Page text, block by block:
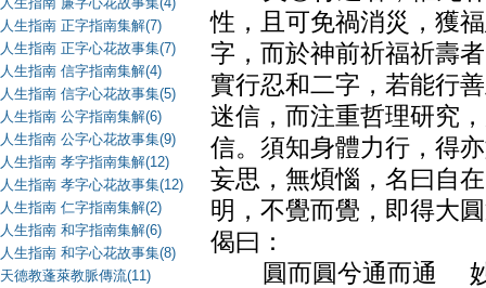
人生指南 正字指南集解(7)
人生指南 正字心花故事集(7)
人生指南 信字指南集解(4)
人生指南 信字心花故事集(5)
人生指南 公字指南集解(6)
人生指南 公字心花故事集(9)
人生指南 孝字指南集解(12)
人生指南 孝字心花故事集(12)
人生指南 仁字指南集解(2)
人生指南 和字指南集解(6)
人生指南 和字心花故事集(8)
天德教蓬萊教脈傳流(11)
性，且可免禍消災，獲
字，而於神前祈福祈壽
實行忍和二字，若能行
迷信，而注重哲理研究
信。須知身體力行，得
妄思，無煩惱，名曰自
明，不覺而覺，即得大
偈曰：
圓而圓兮通而通 妙